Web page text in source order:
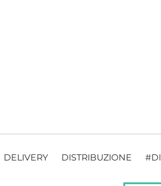
DELIVERY DISTRIBUZIONE